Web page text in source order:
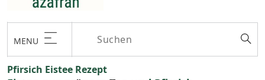
MENU
Pfirsich Eistee Rezept